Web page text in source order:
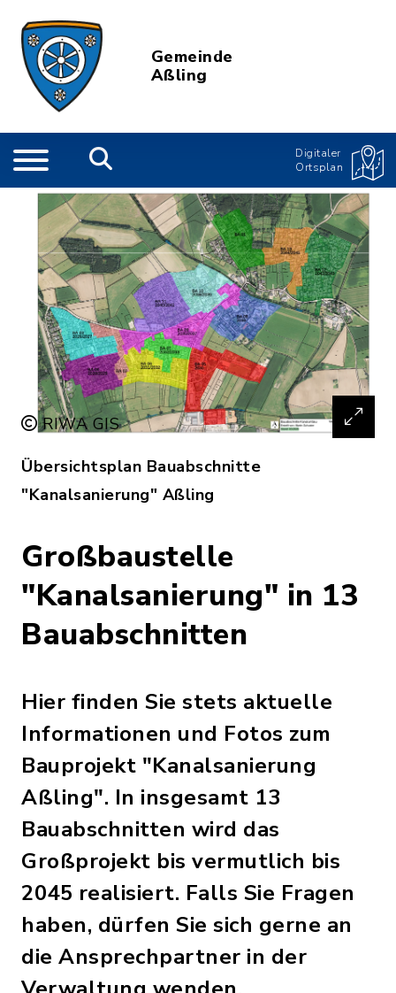
Gemeinde
Aßling
Digitaler
Ortsplan
RIWA GIS
Übersichtsplan Bauabschnitte
"Kanalsanierung" Aßling
Großbaustelle
"Kanalsanierung" in 13
Bauabschnitten
Hier finden Sie stets aktuelle
Informationen und Fotos zum
Bauprojekt "Kanalsanierung
Aßling". In insgesamt 13
Bauabschnitten wird das
Großprojekt bis vermutlich bis
2045 realisiert. Falls Sie Fragen
haben, dürfen Sie sich gerne an
die Ansprechpartner in der